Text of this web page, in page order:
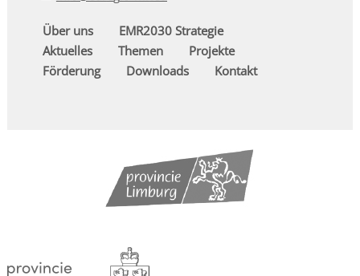
Über uns
EMR2030 Strategie
Aktuelles
Themen
Projekte
Förderung
Downloads Kontakt